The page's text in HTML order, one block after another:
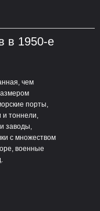
чем
порты,
и тоннели,
заводы,
с множеством
военные
в 1950-е